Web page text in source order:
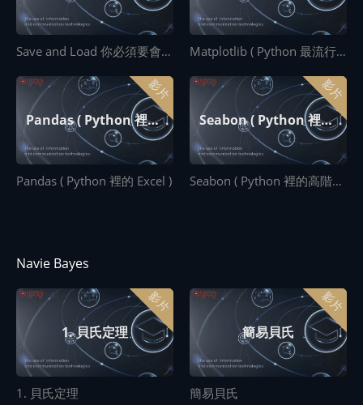
Save and Load 你必須要會的存檔讀檔 Matplotlib ( Python 最流行的視覺化套件 )
影片
Pandas ( Python 裡的 Excel )
Pandas ( Python 裡的 Excel )
影片
Seabon ( Python 裡的高階視覺化套件 )
Seabon ( Python 裡的高階視覺化套件 )
Navie Bayes
影片
1. 貝氏定理
1. 貝氏定理
影片
簡易貝氏
簡易貝氏